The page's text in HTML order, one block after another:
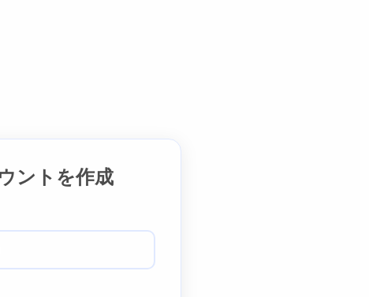
ントを作成